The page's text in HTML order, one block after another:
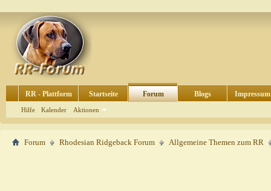
RR - Plattform Startseite Forum
Hilfe Kalender Aktionen
Blogs Impressum
Forum Rhodesian Ridgeback Forum Allgemeine Themen zum RR